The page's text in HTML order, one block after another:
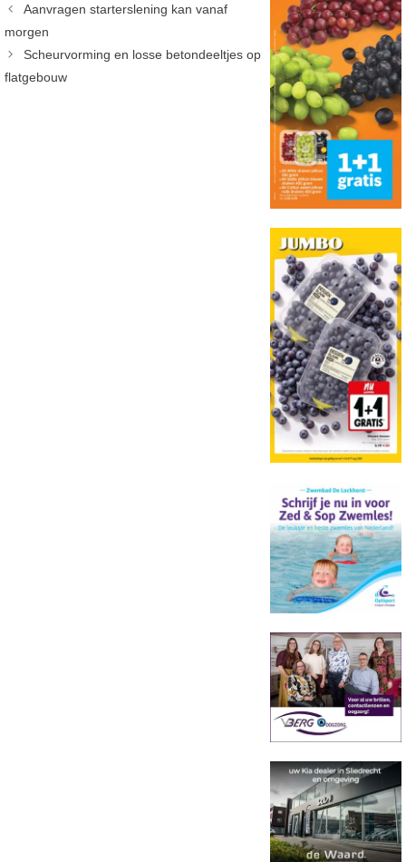
Aanvragen starterslening kan vanaf
morgen
Scheurvorming en losse betondeeltjes op
flatgebouw